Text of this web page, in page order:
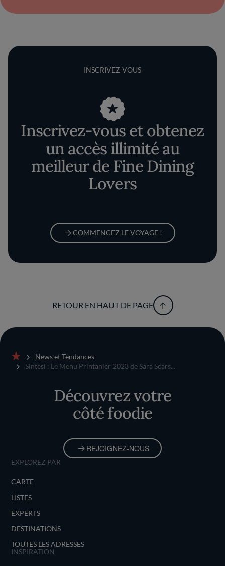
INSCRIVEZ-VOUS
Inscrivez-vous et obtenez
un accès illimité au
meilleur de Fine Dining
Lovers
COMMENCEZ LE VOYAGE !
RETOUR EN HAUT DE PAGE
Accueil
News et Tendances
Sintesi : Le Menu Printanier 2023 de Sara Scars...
Découvrez votre
côté foodie
REJOIGNEZ-NOUS
EXPLOREZ PAR
CARTE
LISTES
EXPERTS
DESTINATIONS
TOUTES LES ADRESSES
INSPIRATION